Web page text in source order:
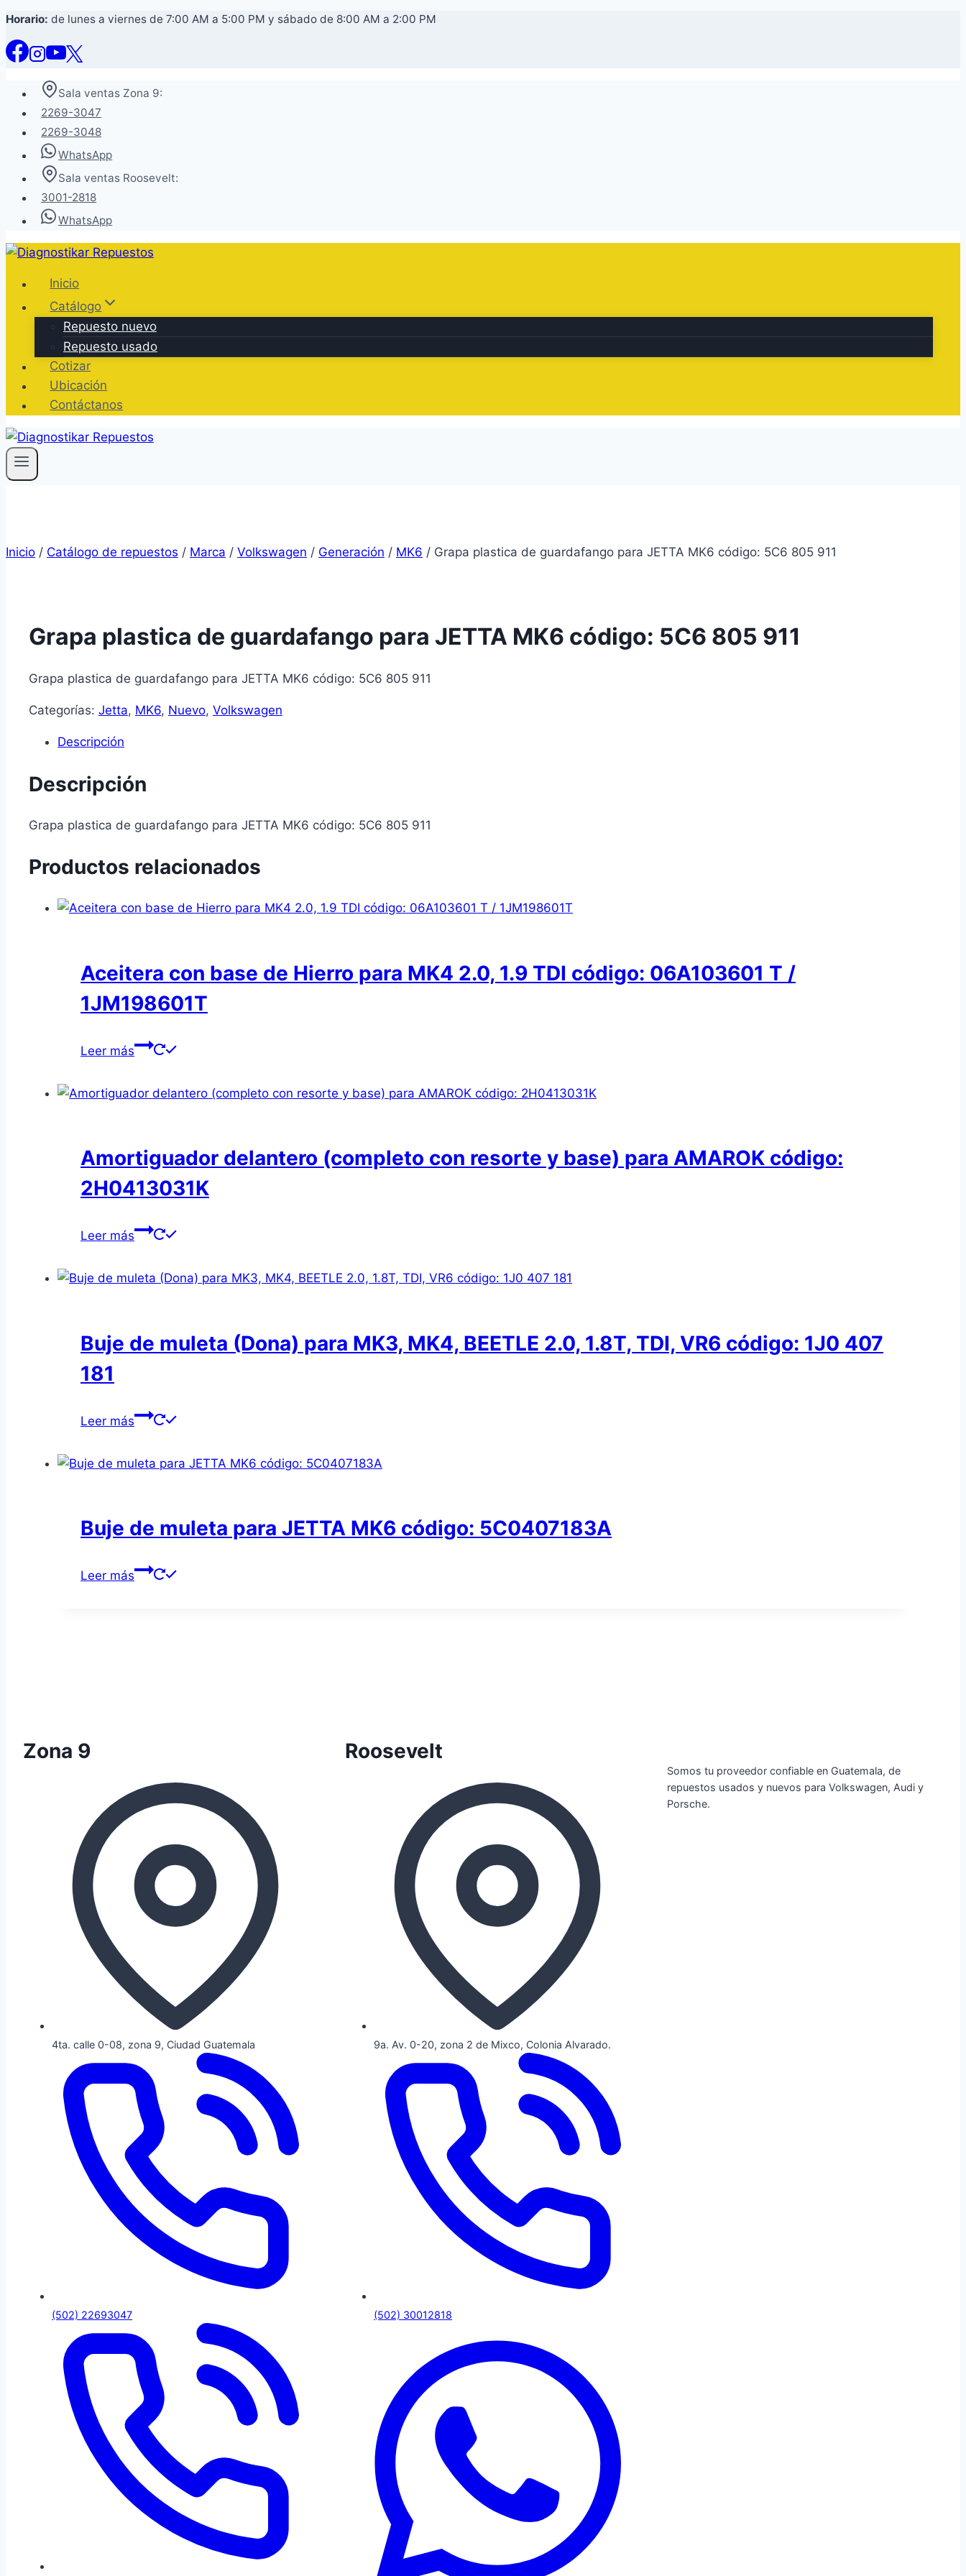
Saltar
al
contenido
Horario: de lunes a viernes de 7:00 AM a 5:00 PM y sábado de 8:00 AM a 2:00 PM
Sala ventas Zona 9:
2269-3047
2269-3048
WhatsApp
Sala ventas Roosevelt:
3001-2818
WhatsApp
Inicio
Catálogo
Repuesto nuevo
Repuesto usado
Cotizar
Ubicación
Contáctanos
Inicio / Catálogo de repuestos / Marca / Volkswagen / Generación / MK6 / Grapa plastica de guardafango para JETTA MK6 código: 5C6 805 911
Grapa plastica de guardafango para JETTA MK6 código: 5C6 805 911
Grapa plastica de guardafango para JETTA MK6 código: 5C6 805 911
Categorías: Jetta, MK6, Nuevo, Volkswagen
Descripción
Descripción
Grapa plastica de guardafango para JETTA MK6 código: 5C6 805 911
Productos relacionados
Aceitera con base de Hierro para MK4 2.0, 1.9 TDI código: 06A103601 T /
1JM198601T
Leer más
Amortiguador delantero (completo con resorte y base) para AMAROK código:
2H0413031K
Leer más
Buje de muleta (Dona) para MK3, MK4, BEETLE 2.0, 1.8T, TDI, VR6 código: 1J0 407
181
Leer más
Buje de muleta para JETTA MK6 código: 5C0407183A
Leer más
Zona 9
4ta. calle 0-08, zona 9, Ciudad Guatemala
(502) 22693047
Roosevelt
9a. Av. 0-20, zona 2 de Mixco, Colonia Alvarado.
(502) 30012818
Somos tu proveedor confiable en Guatemala, de
repuestos usados y nuevos para Volkswagen, Audi y
Porsche.